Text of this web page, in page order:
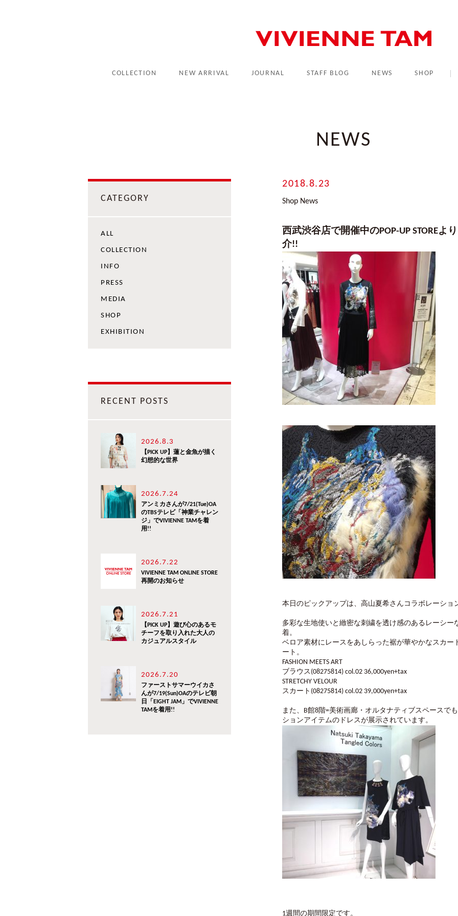
COLLECTION NEW ARRIVAL JOURNAL STAFF BLOG NEWS SHOP
NEWS
2018.8.23
Shop News
西武渋谷店で開催中のPOP-UP STORE
介!!
本日のピックアップは、高山夏希さんコラボレーショ
多彩な生地使いと緻密な刺繍を透け感のあるレーシ
着。
ベロア素材にレースをあしらった裾が華やかなスカ
ート。
FASHION MEETS ART
ブラウス(08275814) col.02 36,000yen+tax
STRETCHY VELOUR
スカート(08275814) col.02 39,000yen+tax
また、B館8階=美術画廊・オルタナティブスペースで
ションアイテムのドレスが展示されています。
1週間の期間限定です。
CATEGORY
ALL
COLLECTION
INFO
PRESS
MEDIA
SHOP
EXHIBITION
RECENT POSTS
2026.8.3
【PICK UP】蓮と金魚が描く
幻想的な世界
2026.7.24
アンミカさんが7/21(Tue)OA
のTBSテレビ「神業チャレン
ジ」でVIVIENNE TAMを着
用!!
2026.7.22
VIVIENNE TAM ONLINE STORE
再開のお知らせ
2026.7.21
【PICK UP】遊び心のあるモ
チーフを取り入れた大人の
カジュアルスタイル
2026.7.20
ファーストサマーウイカさ
んが7/19(Sun)OAのテレビ朝
日「EIGHT JAM」でVIVIENNE
TAMを着用!!